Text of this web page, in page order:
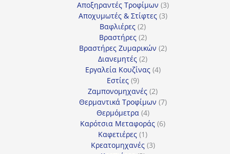
προϊόν
Αποξηραντές Τροφίμων 33
προϊόντα
Αποχυμωτές & Στίφτες 33
Βαφλιέρες 22
προϊόντα
Βραστήρες 22
προϊόντα
Βραστήρες Ζυμαρικών 22
Διανεμητές 22
προϊόντα
Εργαλεία Κουζίνας 44
Εστίες 99
προϊόντα
Ζαμπονομηχανές 22
προϊόντα
Θερμαντικά Τροφίμων 77
Θερμόμετρα 44
προϊόντα
Καρότσια Μεταφοράς 66
Καφετιέρες 11
προϊόν
Κρεατομηχανές 33